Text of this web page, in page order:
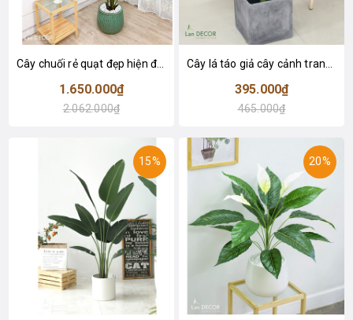
Cây chuối rẻ quạt đẹp hiện đại trang trí 1m8 - LC3019 (Gồm 12 lá)
1.650.000₫
2.062.000₫
395.000₫
465.000₫
15% 20%